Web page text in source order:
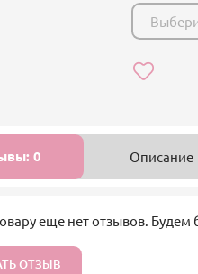
0 Описание
еще нет отзывов.
ОТЗЫВ